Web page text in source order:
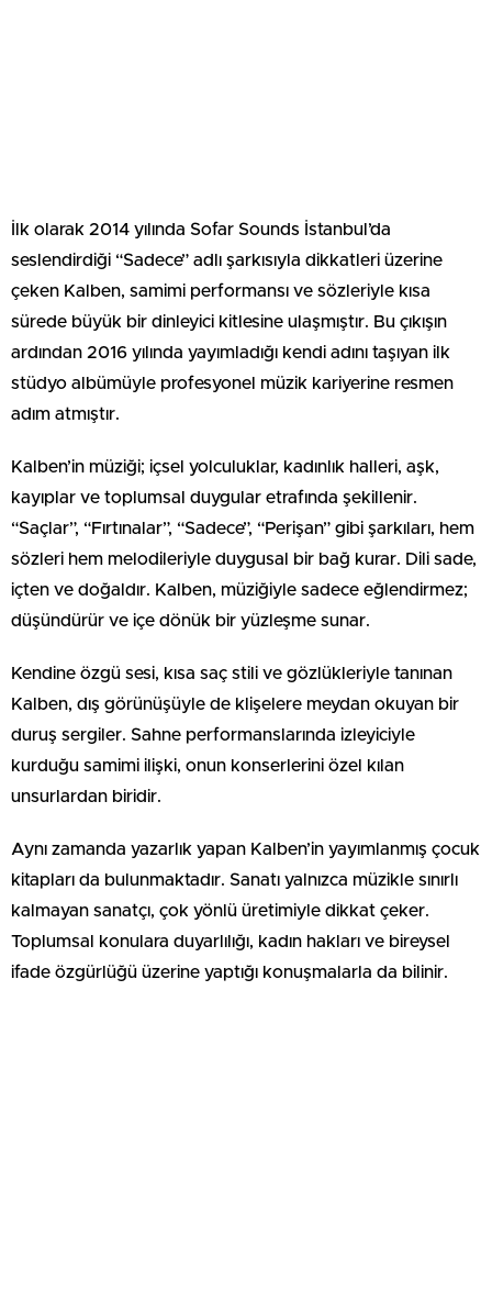
İlk olarak 2014 yılında Sofar Sounds İstanbul’da
seslendirdiği “Sadece” adlı şarkısıyla dikkatleri üzerine
çeken Kalben, samimi performansı ve sözleriyle kısa
sürede büyük bir dinleyici kitlesine ulaşmıştır. Bu çıkışın
ardından 2016 yılında yayımladığı kendi adını taşıyan ilk
stüdyo albümüyle profesyonel müzik kariyerine resmen
adım atmıştır.
Kalben’in müziği; içsel yolculuklar, kadınlık halleri, aşk,
kayıplar ve toplumsal duygular etrafında şekillenir.
“Saçlar”, “Fırtınalar”, “Sadece”, “Perişan” gibi şarkıları, hem
sözleri hem melodileriyle duygusal bir bağ kurar. Dili sade,
içten ve doğaldır. Kalben, müziğiyle sadece eğlendirmez;
düşündürür ve içe dönük bir yüzleşme sunar.
Kendine özgü sesi, kısa saç stili ve gözlükleriyle tanınan
Kalben, dış görünüşüyle de klişelere meydan okuyan bir
duruş sergiler. Sahne performanslarında izleyiciyle
kurduğu samimi ilişki, onun konserlerini özel kılan
unsurlardan biridir.
Aynı zamanda yazarlık yapan Kalben’in yayımlanmış çocuk
kitapları da bulunmaktadır. Sanatı yalnızca müzikle sınırlı
kalmayan sanatçı, çok yönlü üretimiyle dikkat çeker.
Toplumsal konulara duyarlılığı, kadın hakları ve bireysel
ifade özgürlüğü üzerine yaptığı konuşmalarla da bilinir.